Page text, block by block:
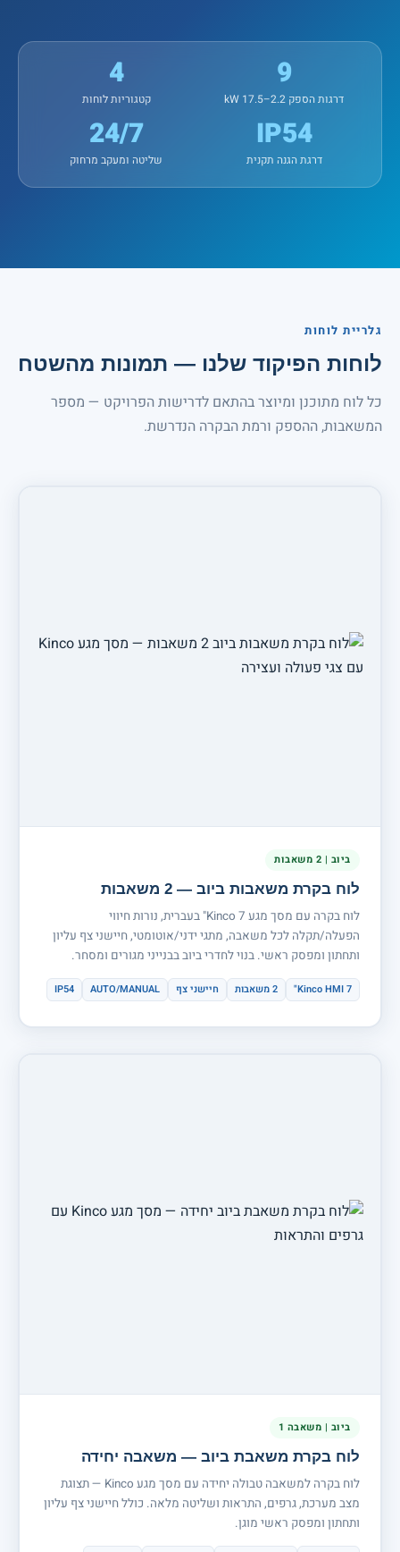
9
דרגות הספק 2.2–17.5 kW
4
קטגוריות לוחות
IP54
דרגת הגנה תקנית
24/7
שליטה ומעקב מרחוק
גלריית לוחות
לוחות הפיקוד שלנו — תמונות מהשטח
כל לוח מתוכנן ומיוצר בהתאם לדרישות הפרויקט — מספר
המשאבות, ההספק ורמת הבקרה הנדרשת.
ביוב | 2 משאבות
לוח בקרת משאבות ביוב — 2 משאבות
לוח בקרה עם מסך מגע Kinco 7" בעברית, נורות חיווי
הפעלה/תקלה לכל משאבה, מתגי ידני/אוטומטי, חיישני צף עליון
ותחתון ומפסק ראשי. בנוי לחדרי ביוב בבנייני מגורים ומסחר.
Kinco HMI 7" 2 משאבות חיישני צף AUTO/MANUAL
IP54
ביוב | משאבה 1
לוח בקרת משאבת ביוב — משאבה יחידה
לוח בקרה למשאבה טבולה יחידה עם מסך מגע Kinco — תצוגת
מצב מערכת, גרפים, התראות ושליטה מלאה. כולל חיישני צף עליון
ותחתון ומפסק ראשי מוגן.